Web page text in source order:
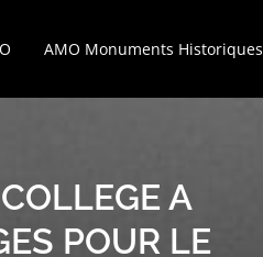
AMO Monuments Historiques
A
POUR LE